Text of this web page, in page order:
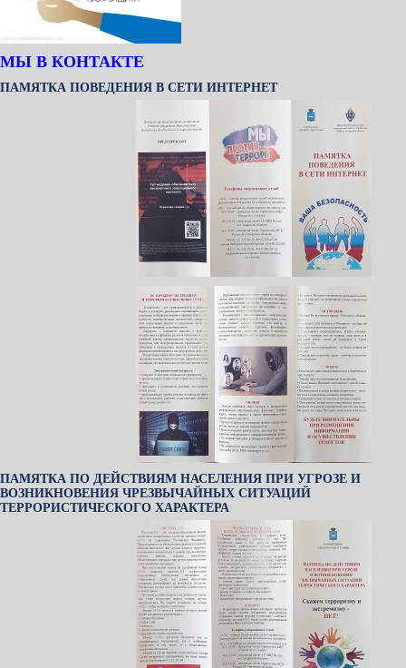
МЫ В КОНТАКТЕ
ПАМЯТКА ПОВЕДЕНИЯ В СЕТИ ИНТЕРНЕТ
ПАМЯТКА ПО ДЕЙСТВИЯМ НАСЕЛЕНИЯ ПРИ УГРОЗЕ И
ВОЗНИКНОВЕНИЯ ЧРЕЗВЫЧАЙНЫХ СИТУАЦИЙ
ТЕРРОРИСТИЧЕСКОГО ХАРАКТЕРА